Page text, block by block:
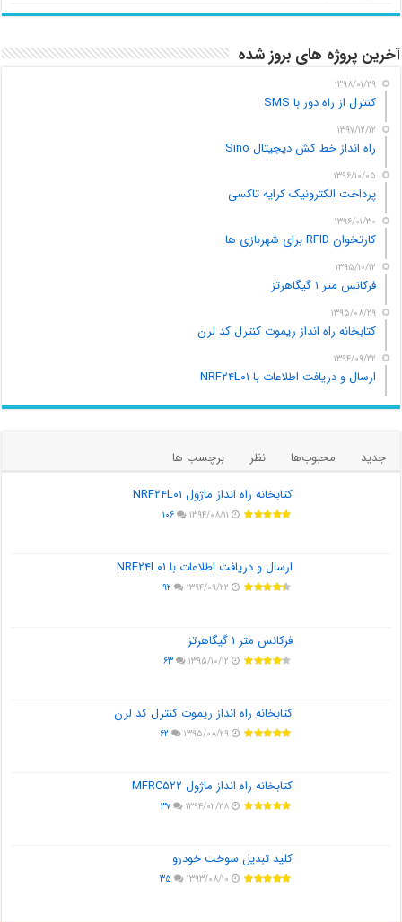
آخرین پروژه های بروز شده
۱۳۹۸/۰۱/۲۹
کنترل از راه دور با SMS
۱۳۹۷/۱۲/۱۲
راه انداز خط کش دیجیتال Sino
۱۳۹۶/۱۰/۰۵
پرداخت الکترونیک کرایه تاکسی
۱۳۹۶/۰۱/۳۰
کارتخوان RFID برای شهربازی ها
۱۳۹۵/۱۰/۱۲
فرکانس متر ۱ گیگاهرتز
۱۳۹۵/۰۸/۲۹
کتابخانه راه انداز ریموت کنترل کد لرن
۱۳۹۴/۰۹/۲۲
ارسال و دریافت اطلاعات با NRF۲۴L۰۱
جدید محبوب‌ها نظر
برچسب ها
کتابخانه راه انداز ماژول NRF۲۴L۰۱
۱۳۹۴/۰۸/۱۱ ۱۰۶
ارسال و دریافت اطلاعات با NRF۲۴L۰۱
۱۳۹۴/۰۹/۲۲ ۹۲
فرکانس متر ۱ گیگاهرتز
۱۳۹۵/۱۰/۱۲ ۶۳
کتابخانه راه انداز ریموت کنترل کد لرن
۱۳۹۵/۰۸/۲۹ ۶۲
کتابخانه راه انداز ماژول MFRC۵۲۲
۱۳۹۴/۰۲/۲۸ ۳۷
کلید تبدیل سوخت خودرو
۱۳۹۳/۰۸/۱۰ ۳۵